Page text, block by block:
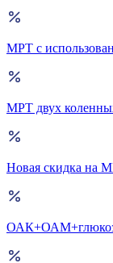
МРТ с
МРТ двух
Новая скидка на